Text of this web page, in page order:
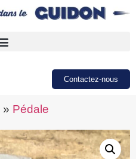
Contactez-nous
» Pédale